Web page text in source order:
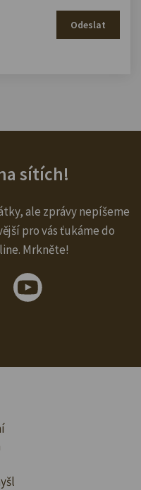
Odeslat
sítích!
ale zprávy nepíšeme
pro vás ťukáme do
Mrkněte!